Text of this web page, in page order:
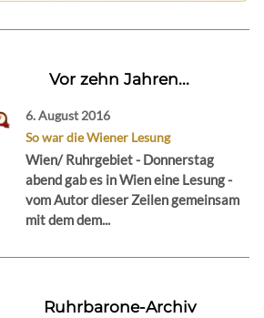
Vor zehn Jahren...
6. August 2016
So war die Wiener Lesung
Wien/ Ruhrgebiet - Donnerstag
abend gab es in Wien eine Lesung -
vom Autor dieser Zeilen gemeinsam
mit dem dem...
Ruhrbarone-Archiv